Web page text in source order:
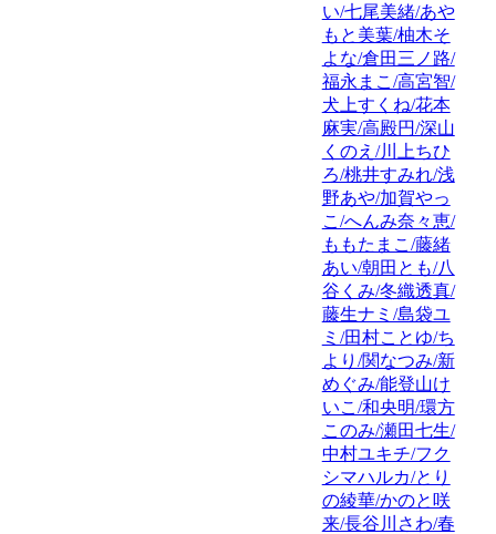
い/七尾美緒/あや
もと美葉/柚木そ
よな/倉田三ノ路/
福永まこ/高宮智/
犬上すくね/花本
麻実/高殿円/深山
くのえ/川上ちひ
ろ/桃井すみれ/浅
野あや/加賀やっ
こ/へんみ奈々恵/
ももたまこ/藤緒
あい/朝田とも/八
谷くみ/冬織透真/
藤生ナミ/島袋ユ
ミ/田村ことゆ/ち
より/関なつみ/新
めぐみ/能登山け
いこ/和央明/環方
このみ/瀬田七生/
中村ユキチ/フク
シマハルカ/とり
の綾華/かのと咲
来/長谷川さわ/春